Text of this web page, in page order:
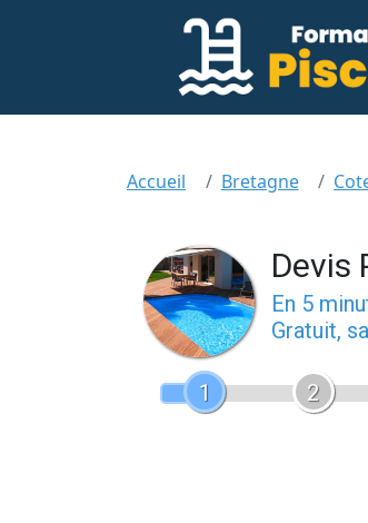
Accueil Bretagne
Devis
En 5
Gratuit,
1 2